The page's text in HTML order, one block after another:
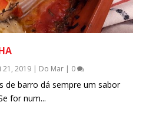
21, 2019 | Do Mar | 0
de barro dá sempre um sabor
for num...